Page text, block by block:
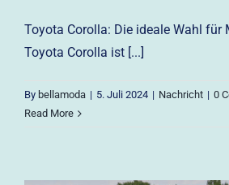
Toyota Corolla: Die ideale Wahl für
Toyota Corolla ist [...]
By bellamoda | 5. Juli 2024 | Nachricht | 0
Read More